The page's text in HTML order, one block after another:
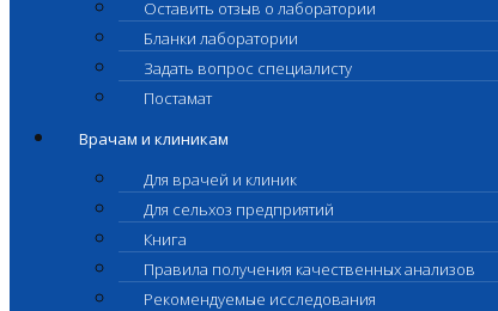
Оставить отзыв о лаборатории
Бланки лаборатории
Задать вопрос специалисту
Постамат
Врачам и клиникам
Для врачей и клиник
Для сельхоз предприятий
Книга
Правила получения качественных анализов
Рекомендуемые исследования